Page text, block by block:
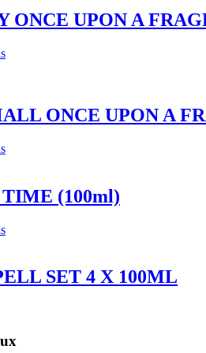
ONCE UPON A
ONCE UPON A
(100ml)
SET 4 X 100ML